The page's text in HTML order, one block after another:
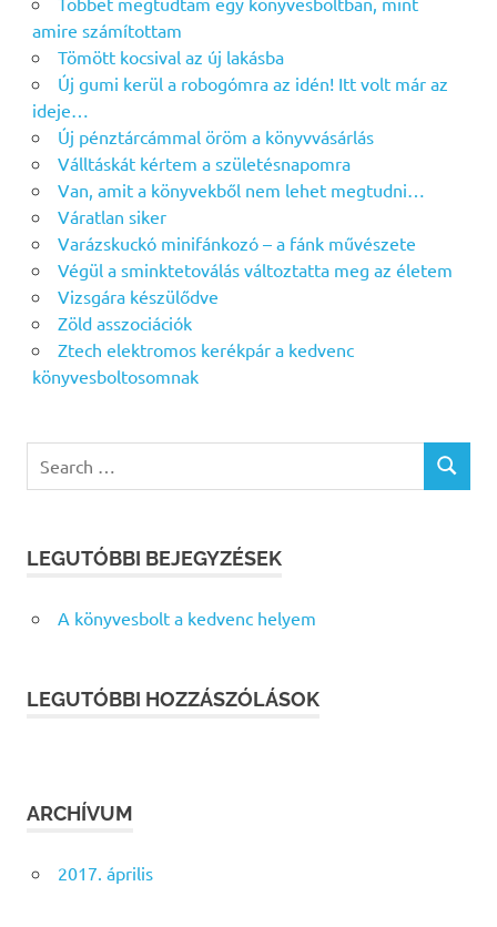
amire számítottam
Tömött kocsival az új lakásba
Új gumi kerül a robogómra az idén! Itt volt már az
ideje…
Új pénztárcámmal öröm a könyvvásárlás
Válltáskát kértem a születésnapomra
Van, amit a könyvekből nem lehet megtudni…
Váratlan siker
Varázskuckó minifánkozó – a fánk művészete
Végül a sminktetoválás változtatta meg az életem
Vizsgára készülődve
Zöld asszociációk
Ztech elektromos kerékpár a kedvenc
könyvesboltosomnak
for:
SEARCH
LEGUTÓBBI BEJEGYZÉSEK
A könyvesbolt a kedvenc helyem
LEGUTÓBBI HOZZÁSZÓLÁSOK
ARCHÍVUM
2017. április